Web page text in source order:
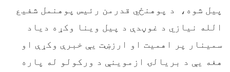
پيل شوه، د پوهنځي قدرمن رئیس پوهنمل شفیع
الله نیازي د غوڼدې د پیل وینا وکړه دیاد
سمینار پر اهمیت او ارزښت یې خبرې وکړې او
هغه يې د بریالۍ ازموینې د ورکولو له پاره